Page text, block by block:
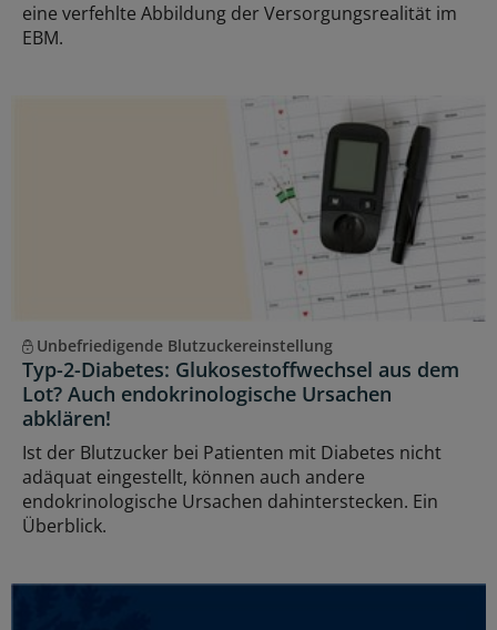
eine verfehlte Abbildung der Versorgungsrealität im
EBM.
Unbefriedigende Blutzuckereinstellung
Typ-2-Diabetes: Glukosestoffwechsel aus dem
Lot? Auch endokrinologische Ursachen
abklären!
Ist der Blutzucker bei Patienten mit Diabetes nicht
adäquat eingestellt, können auch andere
endokrinologische Ursachen dahinterstecken. Ein
Überblick.